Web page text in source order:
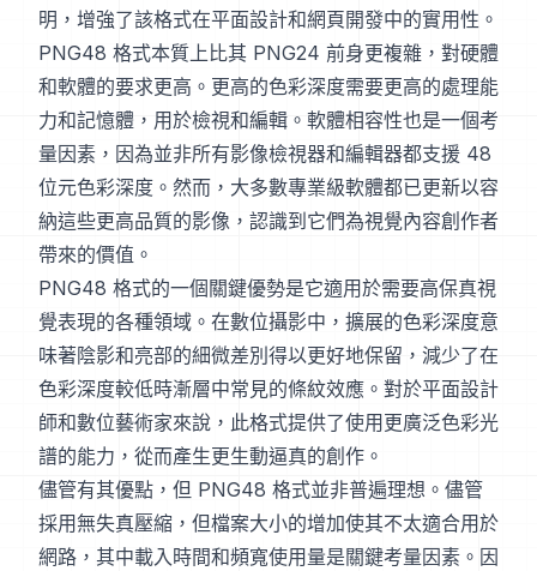
明，增強了該格式在平面設計和網頁開發中的實用性。
PNG48 格式本質上比其 PNG24 前身更複雜，對硬體
和軟體的要求更高。更高的色彩深度需要更高的處理能
力和記憶體，用於檢視和編輯。軟體相容性也是一個考
量因素，因為並非所有影像檢視器和編輯器都支援 48
位元色彩深度。然而，大多數專業級軟體都已更新以容
納這些更高品質的影像，認識到它們為視覺內容創作者
帶來的價值。
PNG48 格式的一個關鍵優勢是它適用於需要高保真視
覺表現的各種領域。在數位攝影中，擴展的色彩深度意
味著陰影和亮部的細微差別得以更好地保留，減少了在
色彩深度較低時漸層中常見的條紋效應。對於平面設計
師和數位藝術家來說，此格式提供了使用更廣泛色彩光
譜的能力，從而產生更生動逼真的創作。
儘管有其優點，但 PNG48 格式並非普遍理想。儘管
採用無失真壓縮，但檔案大小的增加使其不太適合用於
網路，其中載入時間和頻寬使用量是關鍵考量因素。因